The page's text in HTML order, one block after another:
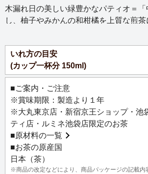
木漏れ日の美しい緑豊かなパティオ＝
し、柚子やみかんの和柑橘を上質な煎
らぎを与えてくれるみずみずしく爽や
爽やかでみずみずしい柑橘の香りをま
ふれる煎茶のフレーバードティー。果樹
イメージし、柚子、みかん、りんごを
しました。大都会・東京の中にある心地
で、リラックスするようにお楽しみくだ
せる香りと上質な味わいは、大切な贈
す。アイスティーにしても大変おいしく
だけます。
いれ方の目安
(カップ一杯分 150ml)
■ご案内・ご注意
※賞味期限：製造より１年
※大丸東京店・新宿京王ショップ・池
ティ店・ルミネ池袋店限定のお茶
■原材料の一覧
■お茶の原産国
日本（茶）
※商品の改定などにより、商品パッケージの記載内